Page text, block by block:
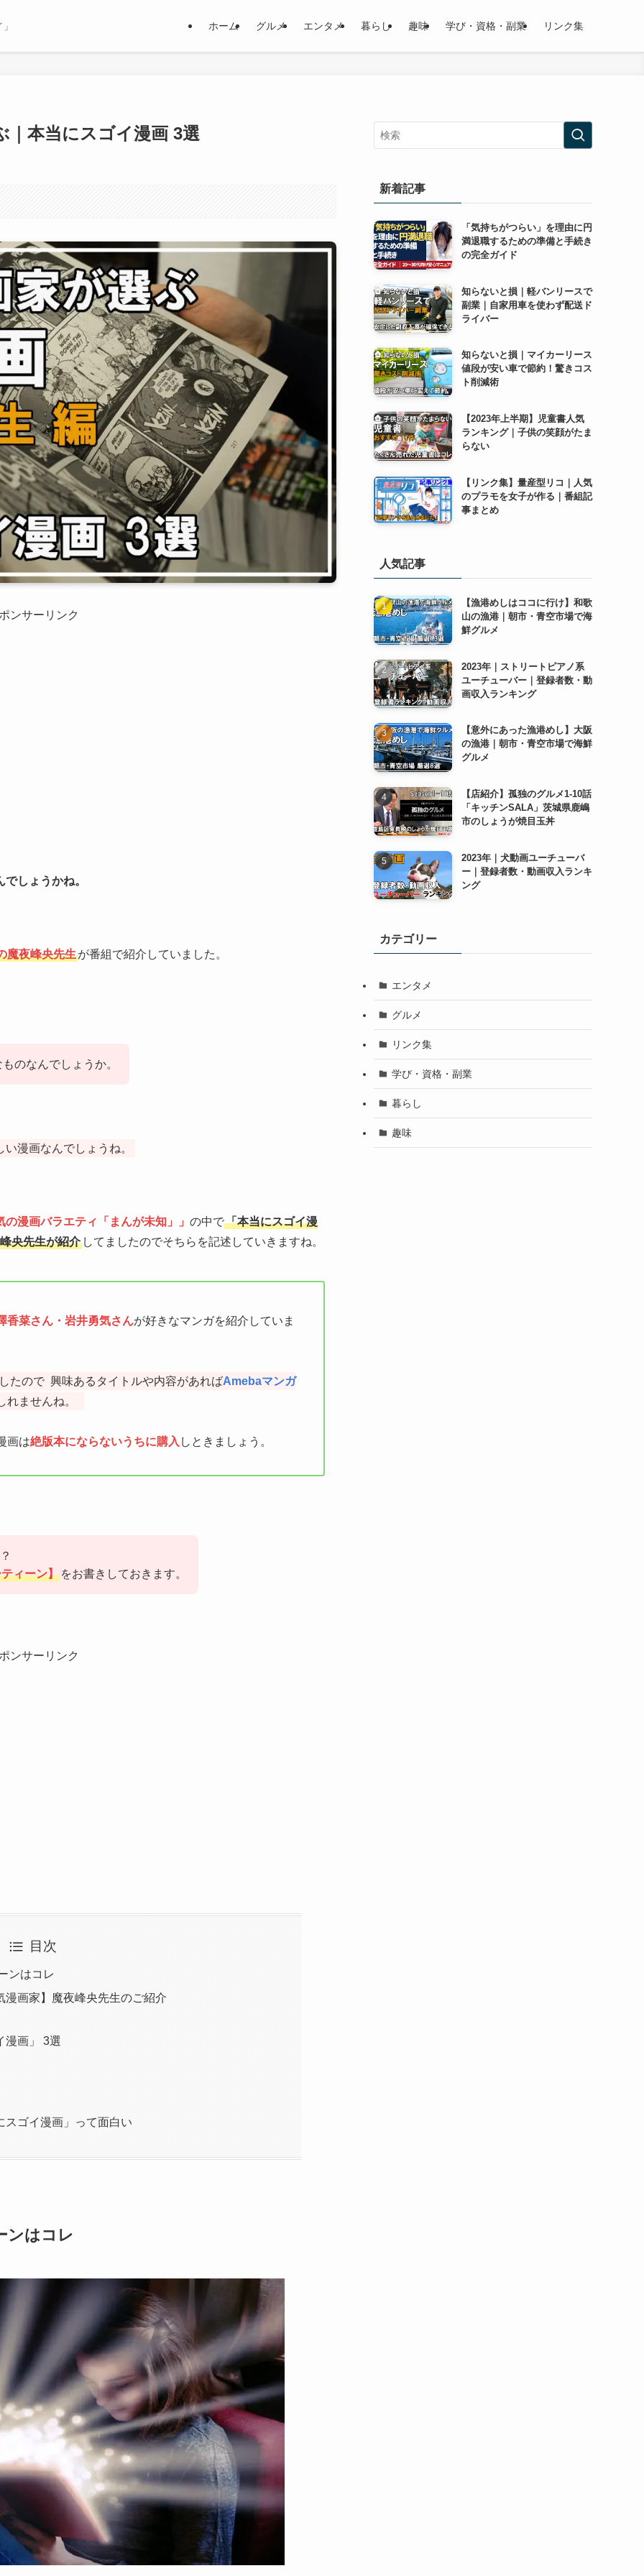
ホーム グルメ エンタメ 暮らし 趣味 学び・資格・副業 リンク集
｜本当にスゴイ漫画 3選
ンサーリンク
しょうかね。
魔夜峰央先生が番組で紹介していました。
のなんでしょうか。
漫画なんでしょうね。
漫画バラエティ「まんが未知」」 の中で「本当にスゴイ漫
央先生が紹介 してましたのでそちらを記述していきますね。
香菜さん・岩井勇気さんが好きなマンガを紹介していま
たので 興味あるタイトルや内容があればAmebaマンガ
れませんね。
画は絶版本にならないうちに購入 しときましょう。
ィーン】 をお書きしておきます。
ンサーリンク
目次
ンはコレ
画家】魔夜峰央先生のご紹介
漫画」 3選
スゴイ漫画」って面白い
ンはコレ
新着記事
「気持ちがつらい」を理由に円
満退職するための準備と手続き
の完全ガイド
知らないと損｜軽バンリースで
副業｜自家用車を使わず配送ド
ライバー
知らないと損｜マイカーリース
値段が安い車で節約！驚きコス
ト削減術
【2023年上半期】児童書人気
ランキング｜子供の笑顔がたま
らない
【リンク集】量産型リコ｜人気
のプラモを女子が作る｜番組記
事まとめ
人気記事
【漁港めしはココに行け】和歌
山の漁港｜朝市・青空市場で海
鮮グルメ
2023年｜ストリートピアノ系
ユーチューバー｜登録者数・動
画収入ランキング
【意外にあった漁港めし】大阪
の漁港｜朝市・青空市場で海鮮
グルメ
【店紹介】孤独のグルメ1-10話
「キッチンSALA」茨城県鹿嶋
市のしょうが焼目玉丼
2023年｜犬動画ユーチューバ
ー｜登録者数・動画収入ランキ
ング
カテゴリー
エンタメ
グルメ
リンク集
学び・資格・副業
暮らし
趣味